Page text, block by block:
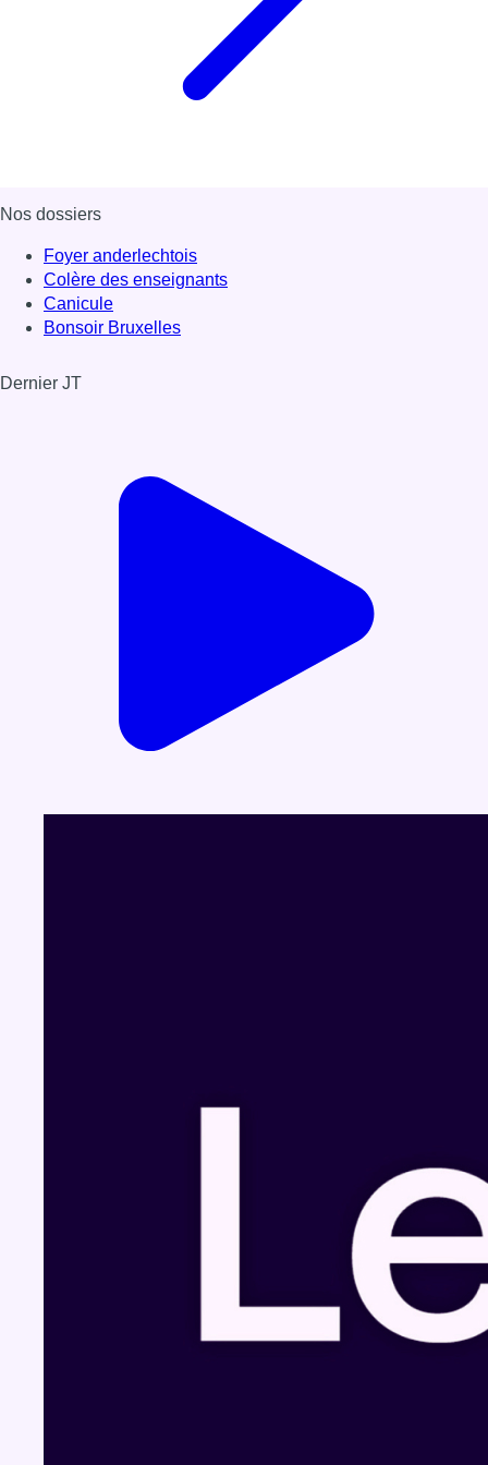
Nos dossiers
Foyer anderlechtois
Colère des enseignants
Canicule
Bonsoir Bruxelles
Dernier JT